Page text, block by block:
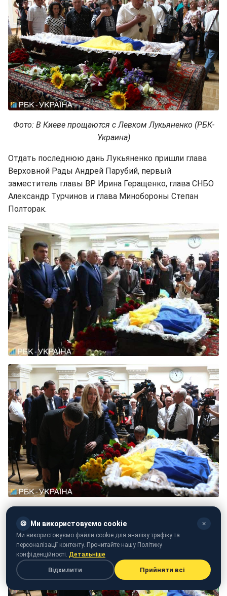
Фото: В Киеве прощаются с Левком Лукьяненко (РБК-
Украина)
Отдать последнюю дань Лукьяненко пришли глава
Верховной Рады Андрей Парубий, первый
заместитель главы ВР Ирина Геращенко, глава СНБО
Александр Турчинов и глава Минобороны Степан
Полторак.
🍪 Ми використовуємо cookie ✕
Ми використовуємо файли cookie для аналізу трафіку та
персоналізації контенту. Прочитайте нашу Політику
конфіденційності. Детальніше
Відхилити Прийняти всі